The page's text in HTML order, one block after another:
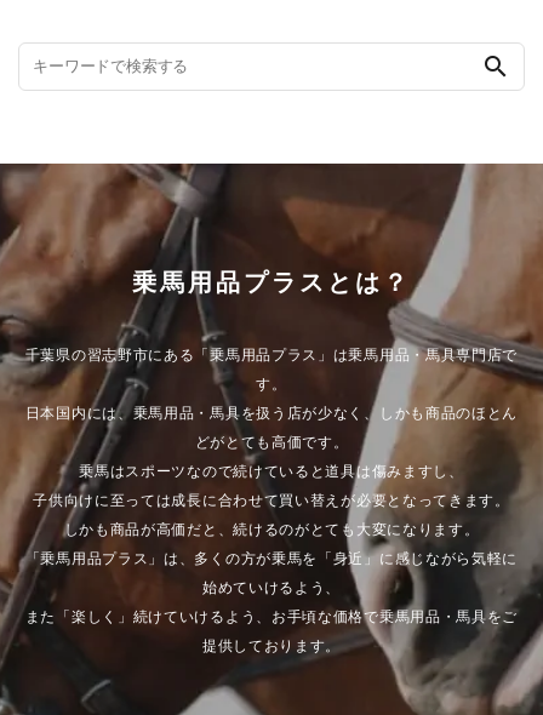
search
乗馬用品プラスとは？
千葉県の習志野市にある「乗馬用品プラス」は乗馬用品・馬具専門店で
す。
日本国内には、乗馬用品・馬具を扱う店が少なく、しかも商品のほとん
どがとても高価です。
乗馬はスポーツなので続けていると道具は傷みますし、
子供向けに至っては成長に合わせて買い替えが必要となってきます。
しかも商品が高価だと、続けるのがとても大変になります。
「乗馬用品プラス」は、多くの方が乗馬を「身近」に感じながら気軽に
始めていけるよう、
また「楽しく」続けていけるよう、お手頃な価格で乗馬用品・馬具をご
提供しております。